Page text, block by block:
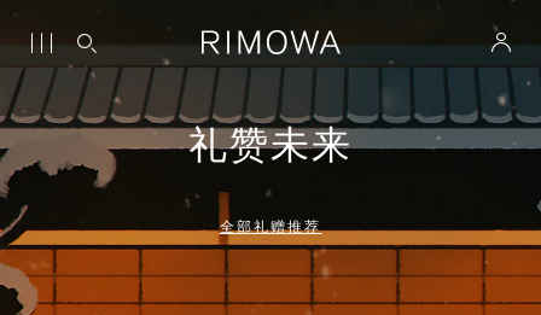
礼赞未来
全部礼赠推荐